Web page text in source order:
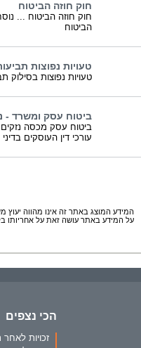
חוק חוזה הביטוח
חוק חוזה הביטוח ...
הביטוח
טעויות נפוצות
טעויות נפוצות בסילוק
ביטוח עסק ומשרד -
ביטוח עסק מכסה
עורכי דין העוסקים
המידע המוצג באתר זה אינו מהווה
על המידע באתר עושה זאת על אחריותו
הכי נצפים
זכויות לאחר